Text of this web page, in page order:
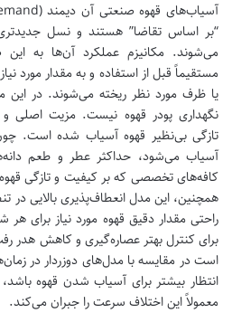
“بر اساس تقاضا” هستند و نسل
می‌شوند. مکانیزم عملکرد آن‌ها به
مستقیماً قبل از استفاده و به مقدار مورد
یا ظرف مورد نظر ریخته می‌شوند. در این
نگهداری پودر قهوه نیست. مزیت اصلی
تازگی بی‌نظیر قهوه آسیاب شده است.
آسیاب می‌شود، حداکثر عطر و طعم
کافه‌های تخصصی که بر کیفیت و تازگی قهوه
همچنین، این مدل انعطاف‌پذیری بالایی در
راحتی مقدار دقیق قهوه مورد نیاز برای
برای کنترل بهتر عصاره‌گیری و کاهش هدر
است در مقایسه با مدل‌های دوزردار در
انتظار بیشتر برای آسیاب شدن قهوه
معمولاً این اختلاف سرعت را جبران می‌کند.